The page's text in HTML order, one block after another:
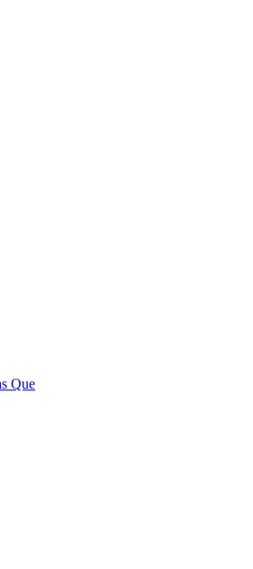
Que